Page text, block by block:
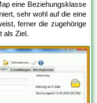
eine Beziehungsklasse
sehr wohl auf die eine
ferner die zugehörige
als Ziel.